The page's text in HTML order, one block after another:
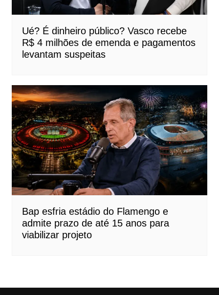
Ué? É dinheiro público? Vasco recebe
R$ 4 milhões de emenda e pagamentos
levantam suspeitas
Bap esfria estádio do Flamengo e
admite prazo de até 15 anos para
viabilizar projeto